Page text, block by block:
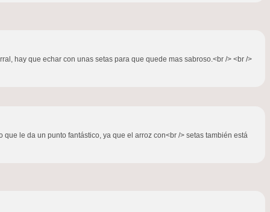
hay que echar con unas setas para que quede mas sabroso.<br /> <br />
le da un punto fantástico, ya que el arroz con<br /> setas también está